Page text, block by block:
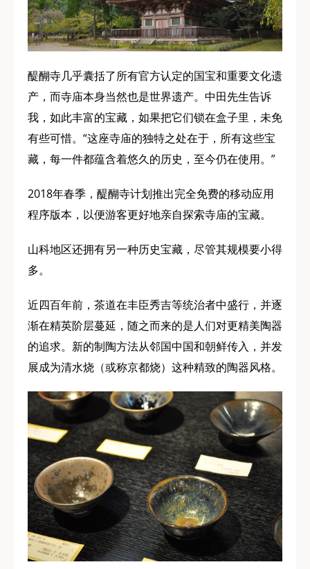
醍醐寺几乎囊括了所有官方认定的国宝和重要文化遗
产，而寺庙本身当然也是世界遗产。中田先生告诉
我，如此丰富的宝藏，如果把它们锁在盒子里，未免
有些可惜。“这座寺庙的独特之处在于，所有这些宝
藏，每一件都蕴含着悠久的历史，至今仍在使用。”
2018年春季，醍醐寺计划推出完全免费的移动应用
程序版本，以便游客更好地亲自探索寺庙的宝藏。
山科地区还拥有另一种历史宝藏，尽管其规模要小得
多。
近四百年前，茶道在丰臣秀吉等统治者中盛行，并逐
渐在精英阶层蔓延，随之而来的是人们对更精美陶器
的追求。新的制陶方法从邻国中国和朝鲜传入，并发
展成为清水烧（或称京都烧）这种精致的陶器风格。